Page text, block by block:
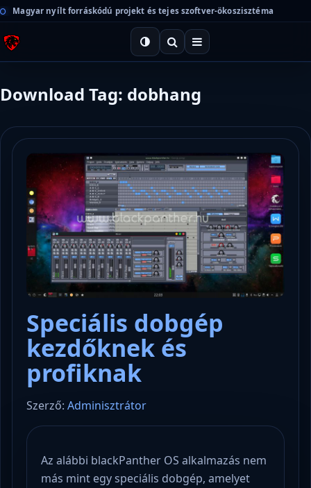
Magyar nyílt forráskódú projekt és tejes szoftver-ökoszisztéma
Download Tag: dobhang
Speciális dobgép
kezdőknek és
profiknak
Szerző: Adminisztrátor
Az alábbi blackPanther OS alkalmazás nem
más mint egy speciális dobgép, amelyet